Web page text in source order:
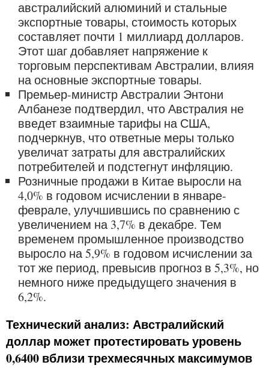
австралийский алюминий и стальные
экспортные товары, стоимость которых
составляет почти 1 миллиард долларов.
Этот шаг добавляет напряжение к
торговым перспективам Австралии, влияя
на основные экспортные товары.
Премьер-министр Австралии Энтони
Албанезе подтвердил, что Австралия не
введет взаимные тарифы на США,
подчеркнув, что ответные меры только
увеличат затраты для австралийских
потребителей и подстегнут инфляцию.
Розничные продажи в Китае выросли на
4,0% в годовом исчислении в январе-
феврале, улучшившись по сравнению с
увеличением на 3,7% в декабре. Тем
временем промышленное производство
выросло на 5,9% в годовом исчислении за
тот же период, превысив прогноз в 5,3%, но
немного ниже предыдущего значения в
6,2%.
Технический анализ: Австралийский
доллар может протестировать уровень
0,6400 вблизи трехмесячных максимумов